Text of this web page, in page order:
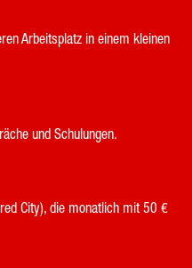
Arbeitsplatz in einem kleinen
und Schulungen.
City), die monatlich mit 50 €